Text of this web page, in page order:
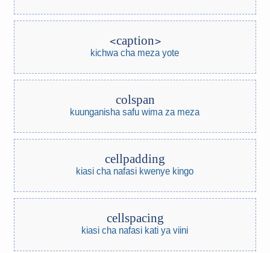
caption
kichwa cha meza yote
colspan
kuunganisha safu wima za meza
cellpadding
kiasi cha nafasi kwenye kingo
cellspacing
kiasi cha nafasi kati ya viini